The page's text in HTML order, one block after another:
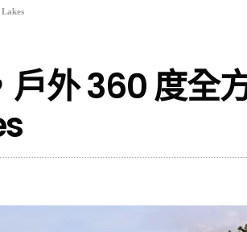
外 360 度全